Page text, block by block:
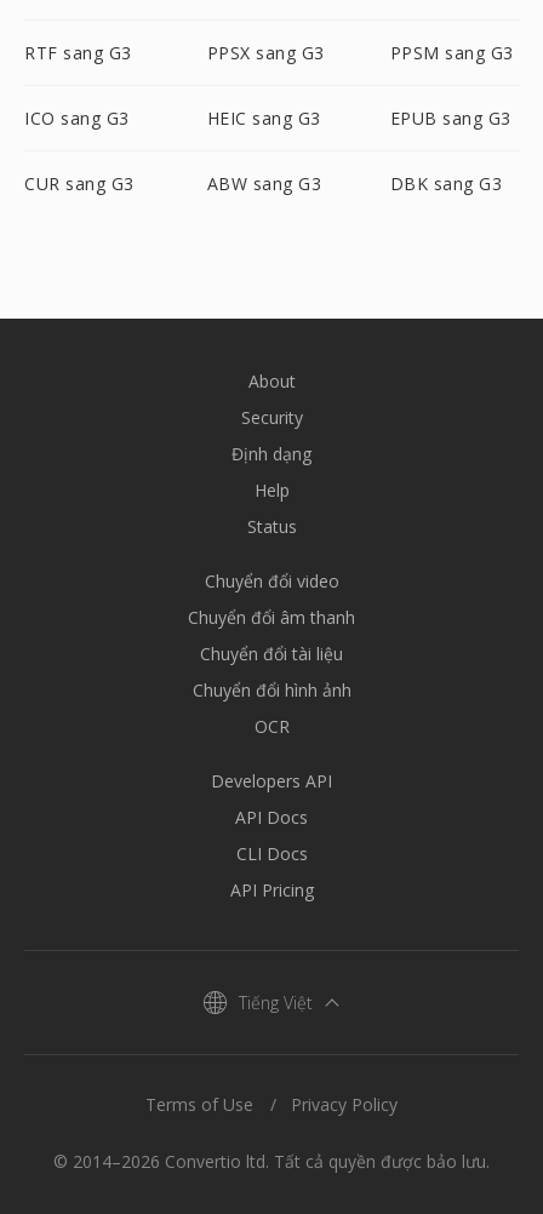
RTF sang G3 PPSX sang G3 PPSM sang G3
ICO sang G3 HEIC sang G3 EPUB sang G3
CUR sang G3 ABW sang G3 DBK sang G3
About
Security
Định dạng
Help
Status
Chuyển đổi video
Chuyển đổi âm thanh
Chuyển đổi tài liệu
Chuyển đổi hình ảnh
OCR
Developers API
API Docs
CLI Docs
API Pricing
Tiếng Việt
© 2014–2026 Convertio ltd. Tất cả quyền được bảo lưu.
Terms of Use Privacy Policy